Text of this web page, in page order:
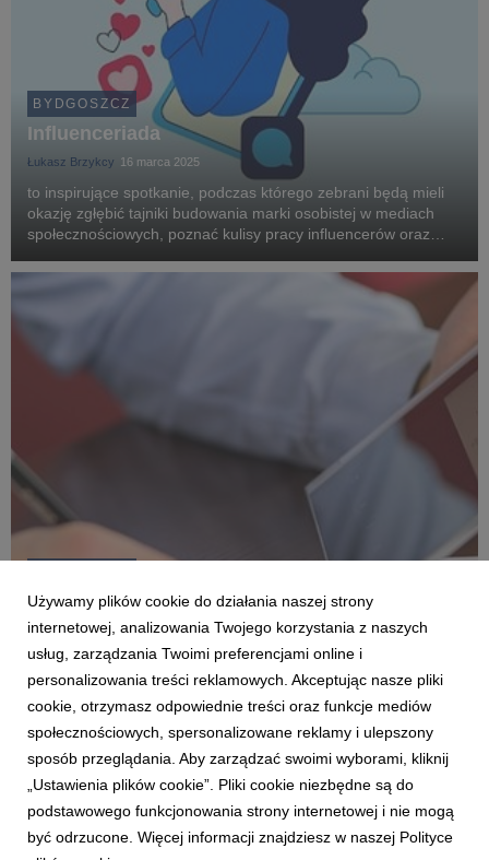
BYDGOSZCZ
Influenceriada
Łukasz Brzykcy 16 marca 2025
to inspirujące spotkanie, podczas którego zebrani będą mieli
okazję zgłębić tajniki budowania marki osobistej w mediach
społecznościowych, poznać kulisy pracy influencerów oraz
internetowego, grafiki i prawnych aspektów prowad...
Śniadanie Biznesowe
Łukasz Brzykcy 6 marca 2025
To nie tylko okazja do nawiązania cennych kontaktów, lecz
także szansa na rozwój kompetencji w zakresie efektywnego
zarządzania zespołem, budowania silnych i partnerskich relacji
Spotkanie odbędzie się 11 marca br. w...
1 2 3 4 5 6 7
Używamy plików cookie do działania naszej strony
internetowej, analizowania Twojego korzystania z naszych
usług, zarządzania Twoimi preferencjami online i
personalizowania treści reklamowych. Akceptując nasze pliki
cookie, otrzymasz odpowiednie treści oraz funkcje mediów
społecznościowych, spersonalizowane reklamy i ulepszony
sposób przeglądania. Aby zarządzać swoimi wyborami, kliknij
„Ustawienia plików cookie”. Pliki cookie niezbędne są do
podstawowego funkcjonowania strony internetowej i nie mogą
być odrzucone. Więcej informacji znajdziesz w naszej Polityce